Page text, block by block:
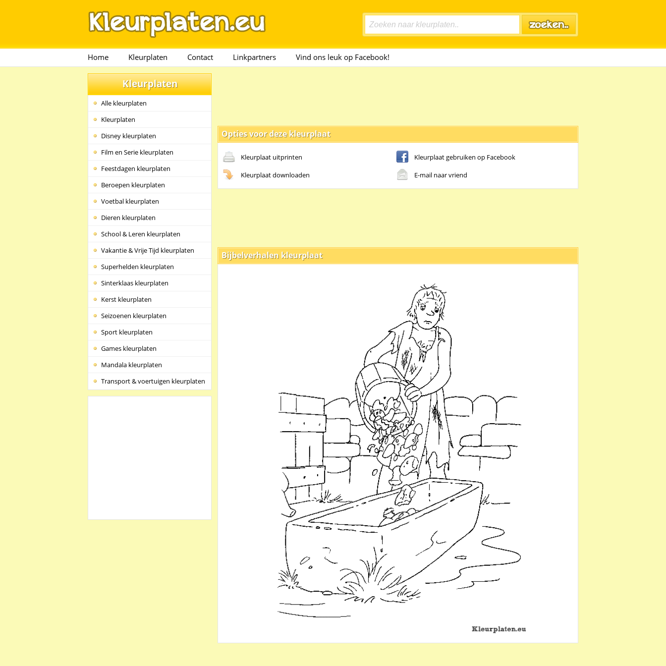
Home Kleurplaten Contact Linkpartners Vind ons leuk op Facebook!
Kleurplaten
Alle kleurplaten
Kleurplaten
Disney kleurplaten
Film en Serie kleurplaten
Feestdagen kleurplaten
Beroepen kleurplaten
Voetbal kleurplaten
Dieren kleurplaten
School & Leren kleurplaten
Vakantie & Vrije Tijd kleurplaten
Superhelden kleurplaten
Sinterklaas kleurplaten
Kerst kleurplaten
Seizoenen kleurplaten
Sport kleurplaten
Games kleurplaten
Mandala kleurplaten
Transport & voertuigen kleurplaten
Opties voor deze kleurplaat
Kleurplaat uitprinten
Kleurplaat gebruiken op Facebook
Kleurplaat downloaden
E-mail naar vriend
Bijbelverhalen kleurplaat